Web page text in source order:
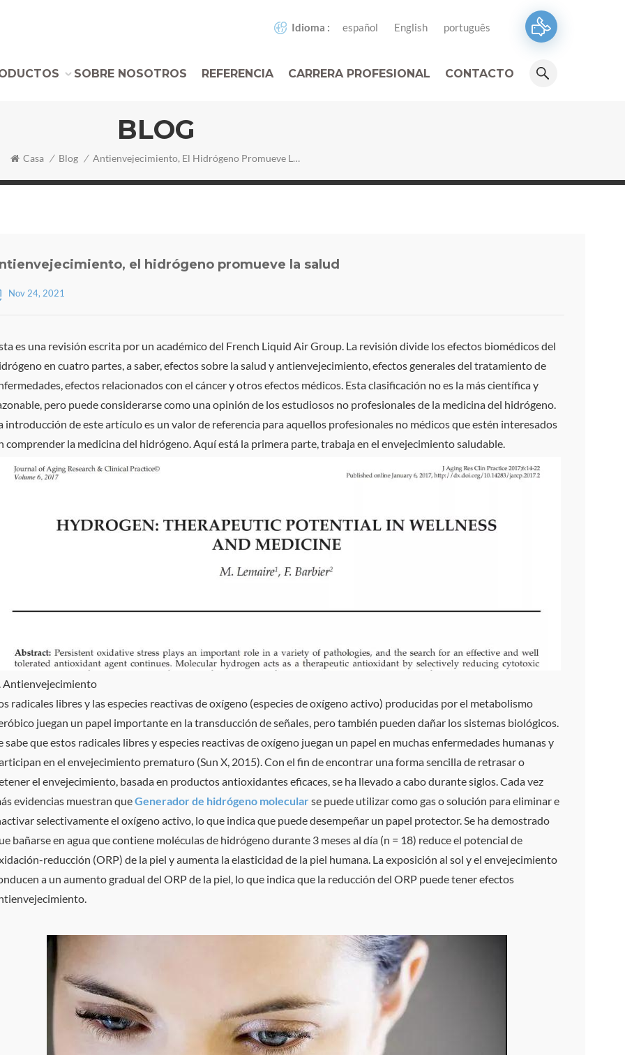
Idioma : español English português
SOBRE NOSOTROS REFERENCIA CARRERA PROFESIONAL CONTACTO
BLOG
Casa / Blog / Antienvejecimiento, El Hidrógeno Promueve La Salud
el hidrógeno promueve la salud
Nov 24, 2021
es una revisión escrita por un académico del French Liquid Air Group. La revisión divide los efectos biomédicos del
en cuatro partes, a saber, efectos sobre la salud y antienvejecimiento, efectos generales del tratamiento de
efectos relacionados con el cáncer y otros efectos médicos. Esta clasificación no es la más científica y
pero puede considerarse como una opinión de los estudiosos no profesionales de la medicina del hidrógeno.
introducción de este artículo es un valor de referencia para aquellos profesionales no médicos que estén interesados
comprender la medicina del hidrógeno. Aquí está la primera parte, trabaja en el envejecimiento saludable.
Antienvejecimiento
radicales libres y las especies reactivas de oxígeno (especies de oxígeno activo) producidas por el metabolismo
juegan un papel importante en la transducción de señales, pero también pueden dañar los sistemas biológicos.
sabe que estos radicales libres y especies reactivas de oxígeno juegan un papel en muchas enfermedades humanas y
en el envejecimiento prematuro (Sun X, 2015). Con el fin de encontrar una forma sencilla de retrasar o
el envejecimiento, basada en productos antioxidantes eficaces, se ha llevado a cabo durante siglos. Cada vez
evidencias muestran queGenerador de hidrógeno molecularse puede utilizar como gas o solución para eliminar e
selectivamente el oxígeno activo, lo que indica que puede desempeñar un papel protector. Se ha demostrado
bañarse en agua que contiene moléculas de hidrógeno durante 3 meses al día (n = 18) reduce el potencial de
reducción (ORP) de la piel y aumenta la elasticidad de la piel humana. La exposición al sol y el envejecimiento
a un aumento gradual del ORP de la piel, lo que indica que la reducción del ORP puede tener efectos